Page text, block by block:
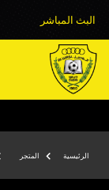
البث المباشر
الرئيسية المتجر